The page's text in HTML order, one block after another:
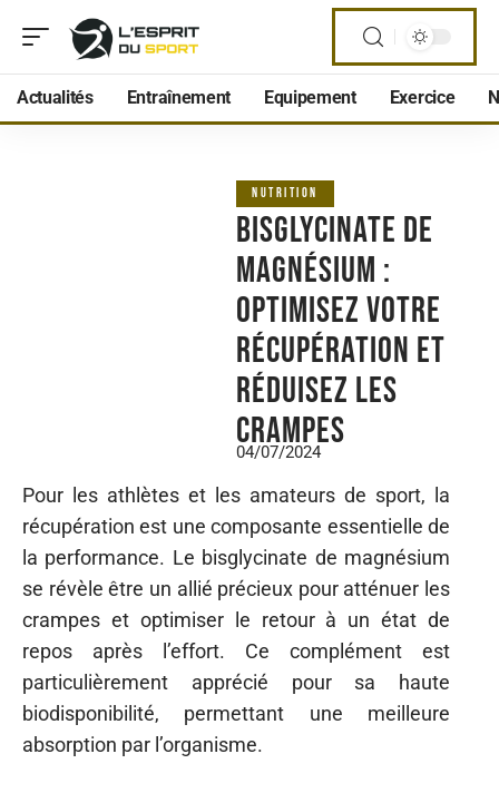
Actualités Entraînement Equipement Exercice
NUTRITION
Bisglycinate de
magnésium :
optimisez votre
récupération et
réduisez les
crampes
04/07/2024
Pour les athlètes et les amateurs de sport, la
récupération est une composante essentielle de
la performance. Le bisglycinate de magnésium
se révèle être un allié précieux pour atténuer les
crampes et optimiser le retour à un état de
repos après l’effort. Ce complément est
particulièrement apprécié pour sa haute
biodisponibilité, permettant une meilleure
absorption par l’organisme.